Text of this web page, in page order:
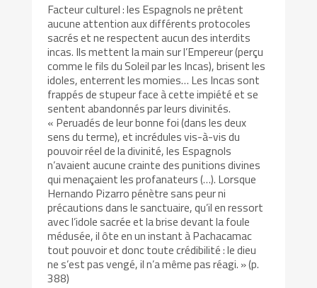
Facteur culturel : les Espagnols ne prêtent
aucune attention aux différents protocoles
sacrés et ne respectent aucun des interdits
incas. Ils mettent la main sur l’Empereur (perçu
comme le fils du Soleil par les Incas), brisent les
idoles, enterrent les momies… Les Incas sont
frappés de stupeur face à cette impiété et se
sentent abandonnés par leurs divinités.
« Peruadés de leur bonne foi (dans les deux
sens du terme), et incrédules vis-à-vis du
pouvoir réel de la divinité, les Espagnols
n’avaient aucune crainte des punitions divines
qui menaçaient les profanateurs (…). Lorsque
Hernando Pizarro pénètre sans peur ni
précautions dans le sanctuaire, qu’il en ressort
avec l’idole sacrée et la brise devant la foule
médusée, il ôte en un instant à Pachacamac
tout pouvoir et donc toute crédibilité : le dieu
ne s’est pas vengé, il n’a même pas réagi. » (p.
388)